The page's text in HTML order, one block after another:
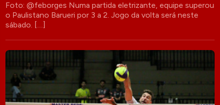
Foto: @feborges Numa partida eletrizante, equipe superou
o Paulistano Barueri por 3 a 2. Jogo da volta será neste
sábado. […]